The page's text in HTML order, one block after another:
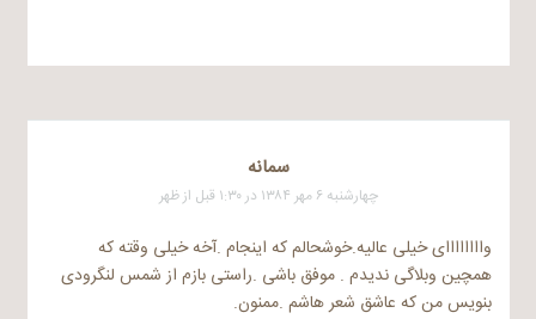
سمانه
چهارشنبه ۶ مهر ۱۳۸۴ در ۱:۳۰ قبل از ظهر
واااااااای خیلی عالیه.خوشحالم که اینجام .آخه خیلی وقته که
همچین وبلاگی ندیدم . موفق باشی .راستی بازم از شمس لنگرودی
بنویس من که عاشق شعر هاشم .ممنون.